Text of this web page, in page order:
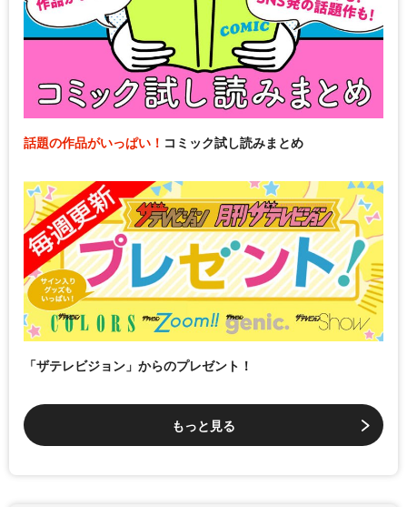
話題の作品がいっぱい！ コミック試し読みまとめ
「ザテレビジョン」からのプレゼント！
もっと見る